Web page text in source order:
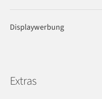
Displaywerbung
Extras